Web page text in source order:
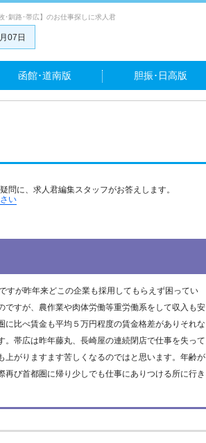
･釧路･帯広】のお仕事探しに求人君
07日
函館･道南版 胆振･日高版
に、求人君編集スタッフがお答えします。
い
すが昨年来どこの企業も採用してもらえず困ってい
すが、農作業や肉体労働等重労働系をして収入も安
比べ賃金も平均５万円程度の賃金格差がありそれな
帯広は昨年藤丸、長崎屋の連続閉店で仕事を失って
がりますます苦しくなるのではと思います。年齢が
び首都圏に帰り少しでも仕事にありつける所に行き